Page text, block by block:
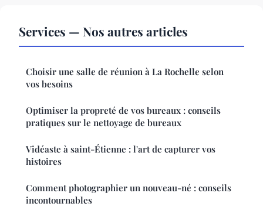
Services — Nos autres articles
Choisir une salle de réunion à La Rochelle selon
vos besoins
Optimiser la propreté de vos bureaux : conseils
pratiques sur le nettoyage de bureaux
Vidéaste à saint-Étienne : l'art de capturer vos
histoires
Comment photographier un nouveau-né : conseils
incontournables